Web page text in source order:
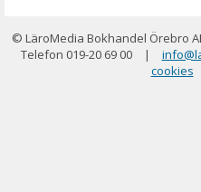
© LäroMedia Bokhandel Örebro
Telefon 019-20 69 00
|
cookies